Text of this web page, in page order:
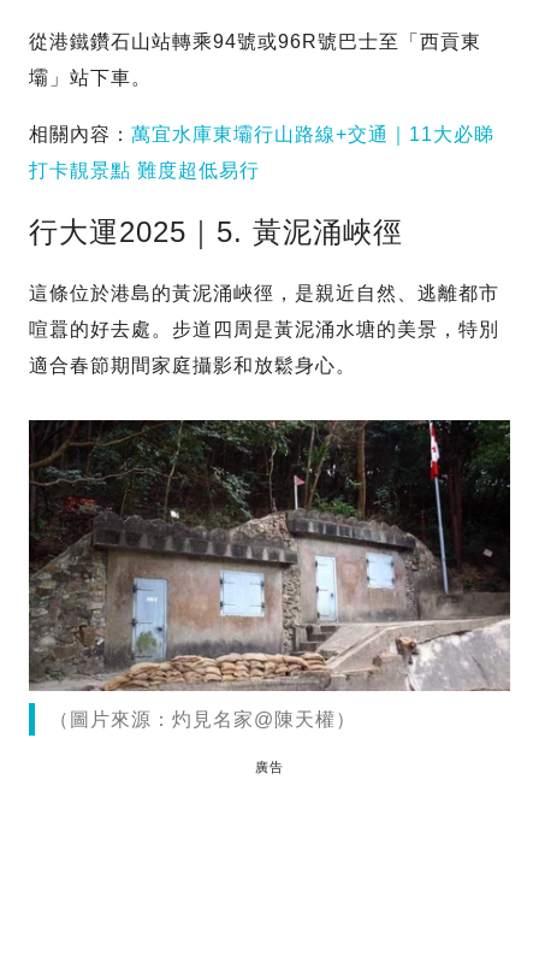
從港鐵鑽石山站轉乘94號或96R號巴士至「西貢東
壩」站下車。
相關內容： 萬宜水庫東壩行山路線+交通｜11大必睇
打卡靚景點 難度超低易行
行大運2025｜5. 黃泥涌峽徑
這條位於港島的黃泥涌峽徑，是親近自然、逃離都市
喧囂的好去處。步道四周是黃泥涌水塘的美景，特別
適合春節期間家庭攝影和放鬆身心。
（圖片來源：灼見名家@陳天權）
廣告